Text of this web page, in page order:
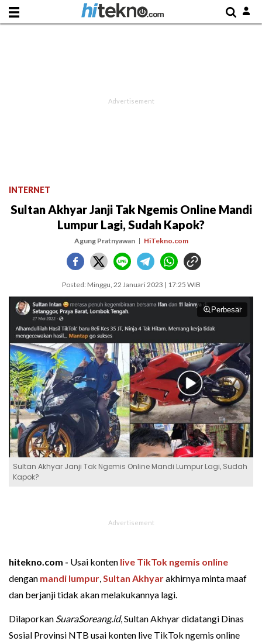
INTERNET
Sultan Akhyar Janji Tak Ngemis Online Mandi
Lumpur Lagi, Sudah Kapok?
Agung Pratnyawan HiTekno.com
Posted: Minggu, 22 Januari 2023 | 17:25 WIB
Perbesar
Sultan Akhyar Janji Tak Ngemis Online Mandi Lumpur Lagi, Sudah
Kapok?
hitekno.com - Usai konten live TikTok ngemis online
dengan mandi lumpur,Sultan Akhyarakhirnya minta maaf
dan berjanji tidak akan melakukannya lagi.
Dilaporkan SuaraSoreang.id, Sultan Akhyar didatangi Dinas
Sosial Provinsi NTB usai konten live TikTok ngemis online